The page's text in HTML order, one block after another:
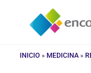
contenido
INICIO » MEDICINA »